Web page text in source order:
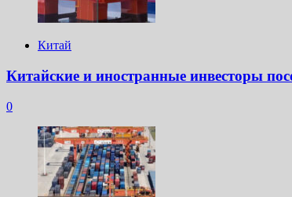
Китай
Китайские и иностранные инвесторы
0